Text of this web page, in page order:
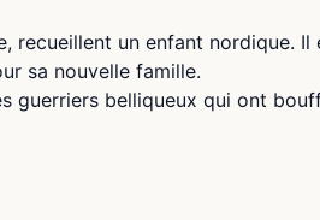
recueillent un enfant nordique. Il
sa nouvelle famille.
guerriers belliqueux qui ont